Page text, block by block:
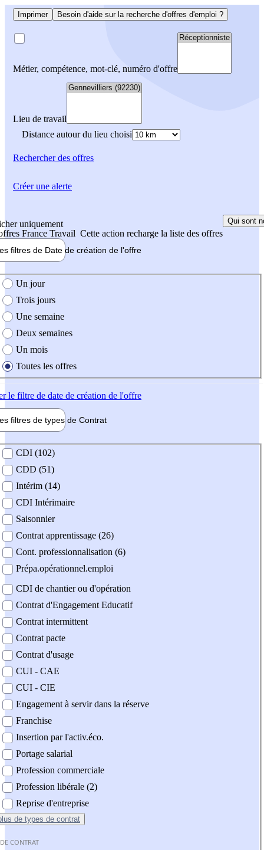
Imprimer Besoin d'aide sur la recherche d'offres d'emploi ?
Métier, compétence, mot-clé, numéro d'offre
Lieu de travail
Distance autour du lieu choisi
Rechercherdes offres
uniquement
France Travail Cette action recharge la liste des offres
Qui sont
filtres de Date de création de l'offre
création de l'offre
Un jour
Trois jours
Une semaine
Deux semaines
Un mois
Toutes les offres
le filtre de date de création de l'offre
filtres de types de Contrat
contrat
CDI (102)
CDD (51)
Intérim (14)
CDI Intérimaire
Saisonnier
Contrat apprentissage (26)
Cont. professionnalisation (6)
Prépa.opérationnel.emploi
CDI de chantier ou d'opération
Contrat d'Engagement Educatif
Contrat intermittent
Contrat pacte
Contrat d'usage
CUI - CAE
CUI - CIE
Engagement à servir dans la réserve
Franchise
Insertion par l'activ.éco.
Portage salarial
Profession commerciale
Profession libérale (2)
Reprise d'entreprise
de types de contrat
CONTRAT
Créer une alerte